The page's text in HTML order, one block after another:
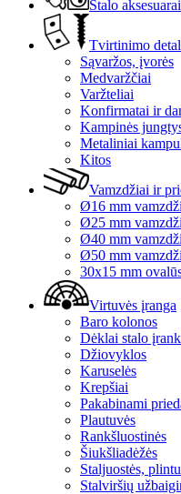
Stalo aksesuarai
Tvirtinimo
Sąvaržos, įvorės
Medvaržčiai
Varžteliai
Konfirmatai ir
Kampinės
Metaliniai
Kitos
Vamzdžiai ir
Ø16 mm
Ø25 mm
Ø40 mm
Ø50 mm
30x15 mm
Virtuvės įranga
Baro kolonos
Dėklai stalo
Džiovyklos
Karuselės
Krepšiai
Pakabinami
Plautuvės
Rankšluostinės
Šiukšliadėžės
Staljuostės,
Stalviršių